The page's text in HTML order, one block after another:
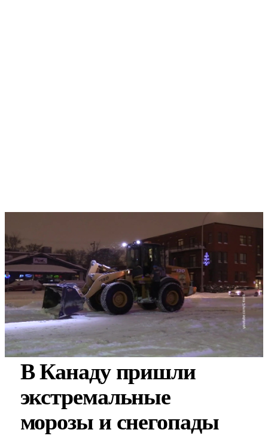
В Канаду пришли
экстремальные
морозы и снегопады